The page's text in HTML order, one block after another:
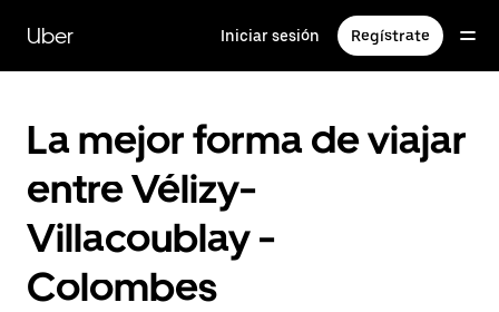
contenido
principal
Uber Iniciar sesión Regístrate
La mejor forma de viajar
entre Vélizy-
Villacoublay -
Colombes